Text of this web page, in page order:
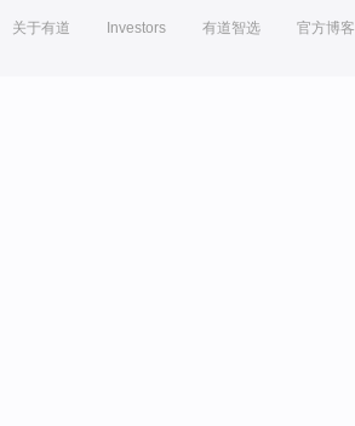
关于有道 Investors 有道智选 官方博客